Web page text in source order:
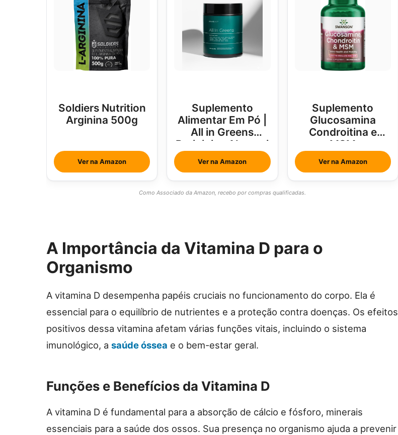
Soldiers Nutrition
Arginina 500g
Ver na Amazon
Suplemento
Alimentar Em Pó |
All in Greens
Brainjuice Abacaxi
Com Hortelã
Ver na Amazon
Suplemento
Glucosamina
Condroitina e
MSM
Ver na Amazon
Como Associado da Amazon, recebo por compras qualificadas.
A Importância da Vitamina D para o
Organismo
A vitamina D desempenha papéis cruciais no funcionamento do corpo. Ela é
essencial para o equilíbrio de nutrientes e a proteção contra doenças. Os efeitos
positivos dessa vitamina afetam várias funções vitais, incluindo o sistema
imunológico, a saúde óssea e o bem-estar geral.
Funções e Benefícios da Vitamina D
A vitamina D é fundamental para a absorção de cálcio e fósforo, minerais
essenciais para a saúde dos ossos. Sua presença no organismo ajuda a prevenir